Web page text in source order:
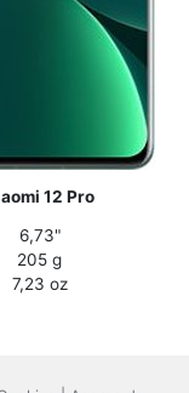
12 Pro
6,73"
205 g
7,23 oz